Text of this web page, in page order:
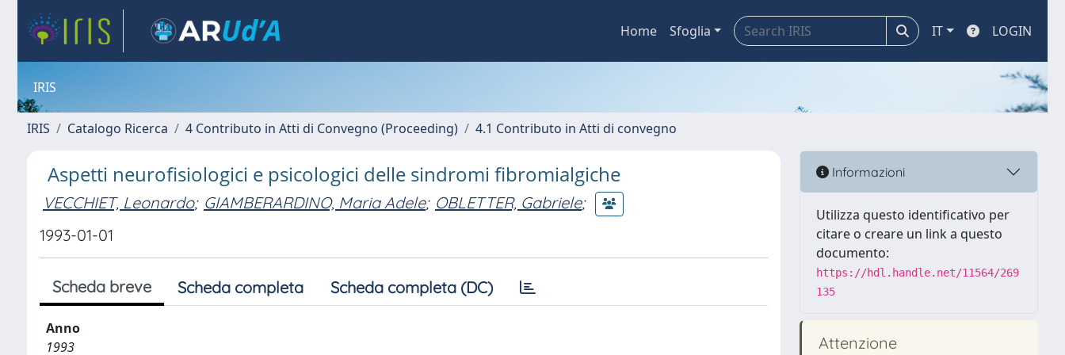
Home Sfoglia IT LOGIN
IRIS
IRIS Catalogo Ricerca 4 Contributo in Atti di Convegno (Proceeding) 4.1 Contributo in Atti di convegno
Aspetti neurofisiologici e psicologici delle sindromi fibromialgiche
VECCHIET, Leonardo; GIAMBERARDINO, Maria Adele; OBLETTER, Gabriele;
1993-01-01
Scheda breve Scheda completa Scheda completa (DC)
Anno
1993
Informazioni
Utilizza questo identificativo per
citare o creare un link a questo
documento:
https://hdl.handle.net/11564/269
135
Attenzione